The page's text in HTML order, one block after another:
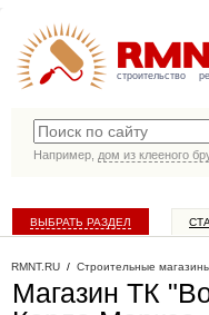
строительство
Например, дом из клееного
ВЫБРАТЬ РАЗДЕЛ
RMNT.RU / Строительные
Магазин ТК